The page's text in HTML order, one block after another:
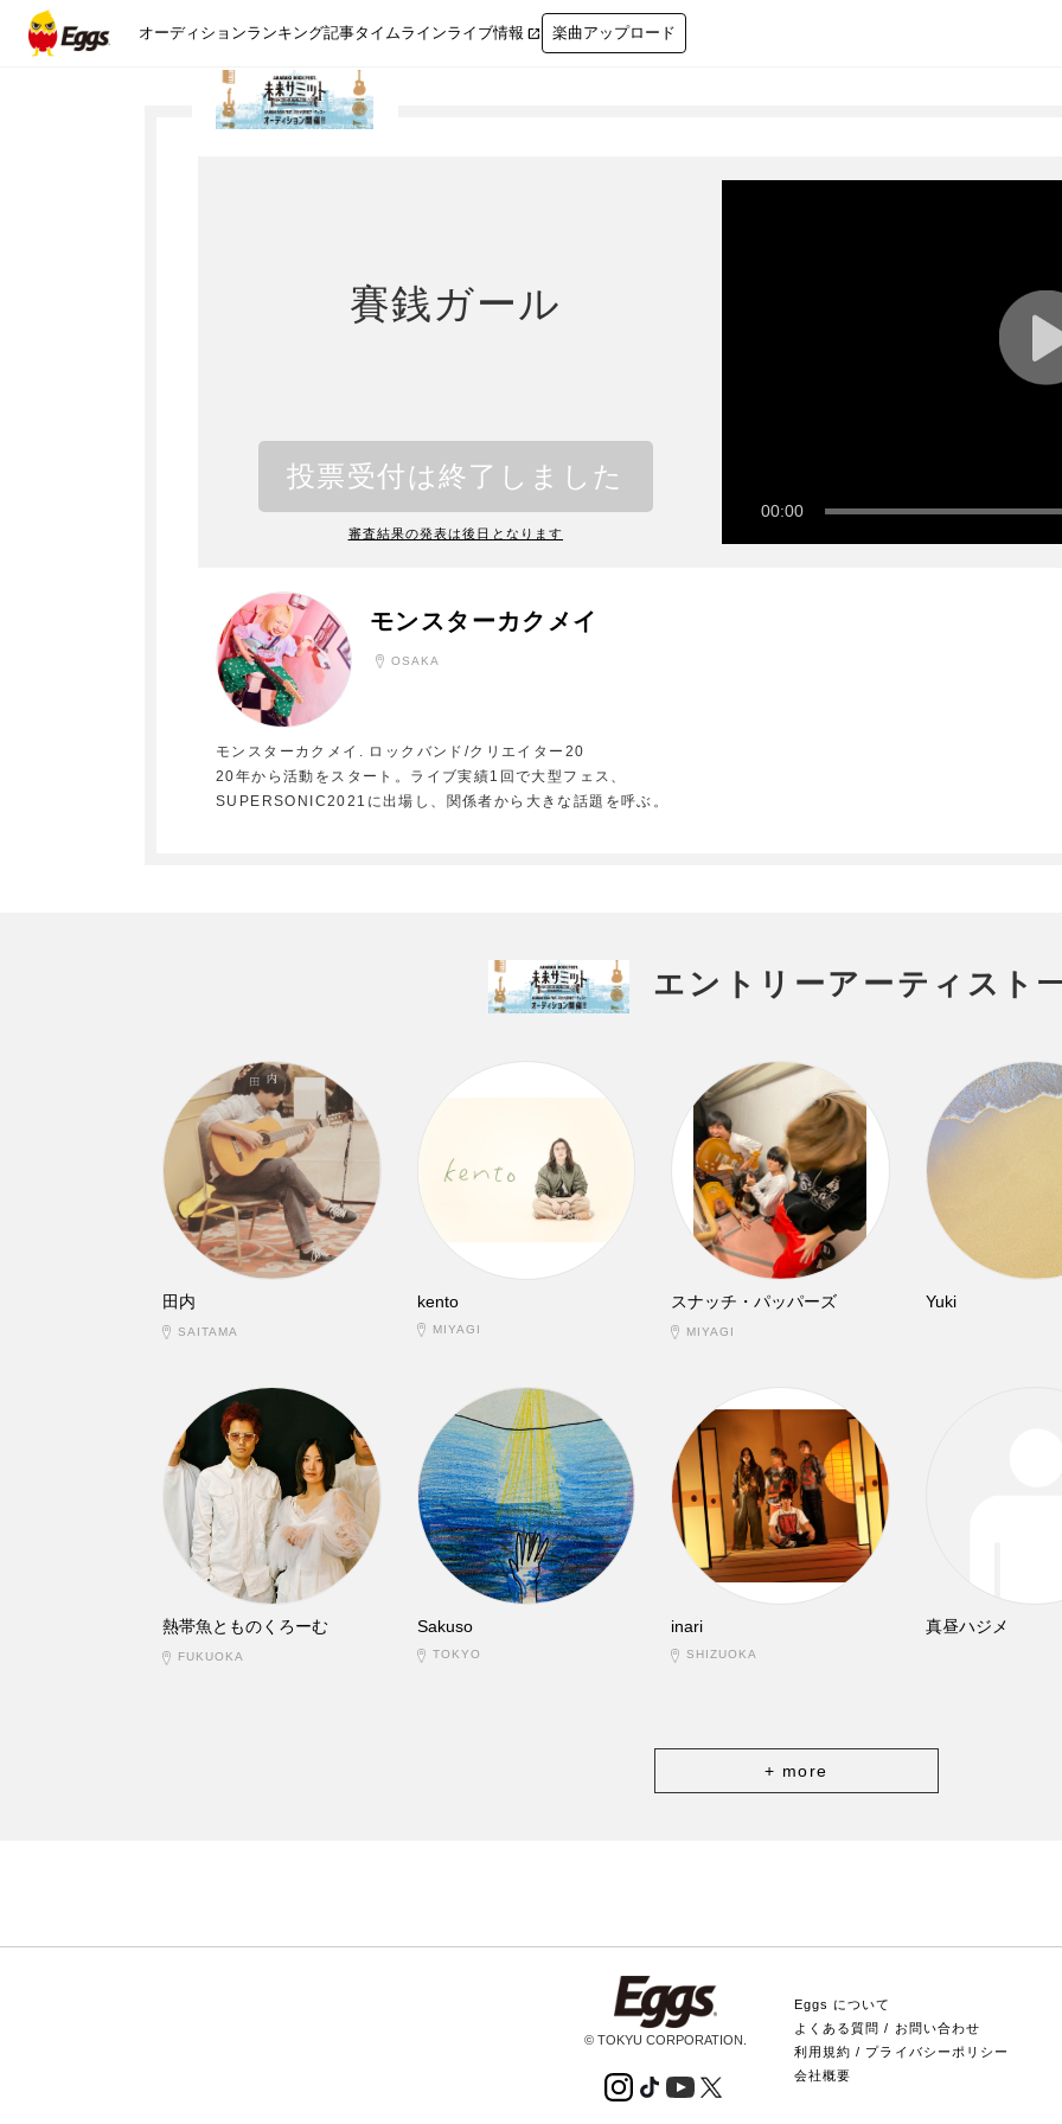
オーディションランキング記事タイムラインライブ情報  楽曲アップロード
00:00
賽銭ガール
投票受付は終了しました
審査結果の発表は後日となります
モンスターカクメイ
OSAKA
モンスターカクメイ. ロックバンド/クリエイター20
20年から活動をスタート。ライブ実績1回で大型フェス、
SUPERSONIC2021に出場し、関係者から大きな話題を呼ぶ。
エントリーアーティスト
田内
SAITAMA
kento
MIYAGI
スナッチ・パッパーズ
MIYAGI
Yuki
熱帯魚とものくろーむ
FUKUOKA
Sakuso
TOKYO
inari
SHIZUOKA
真昼ハジメ
+ more
© TOKYU CORPORATION.
Eggs について
よくある質問 / お問い合わせ
利用規約 / プライバシーポリシー
会社概要